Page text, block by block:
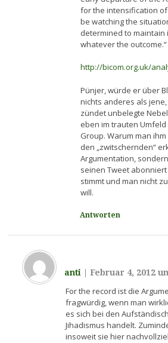
for the intensification
be watching the
determined to
whatever the outcome.“
http://bicom.org.uk/
Pünjer, würde er über
nichts anderes als
zündet unbelegte
eben im trauten
Group. Warum man
den „zwitschernden“
Argumentation,
seinen Tweet
stimmt und man nicht
will.
Antworten
anti |Februar 4, 2012
For the record ist die
fragwürdig, wenn man
es sich bei den
Jihadismus handelt.
insoweit sie hier